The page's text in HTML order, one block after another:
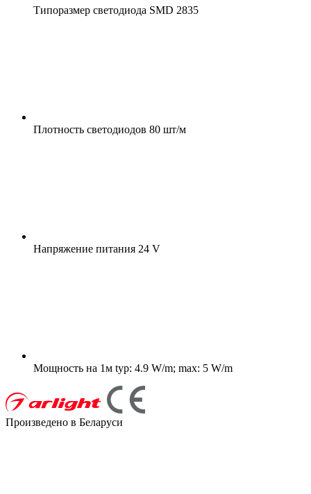
Типоразмер светодиода SMD 2835
Плотность светодиодов 80 шт/м
Напряжение питания 24 V
Мощность на 1м typ: 4.9 W/m; max: 5 W/m
Произведено в Беларуси